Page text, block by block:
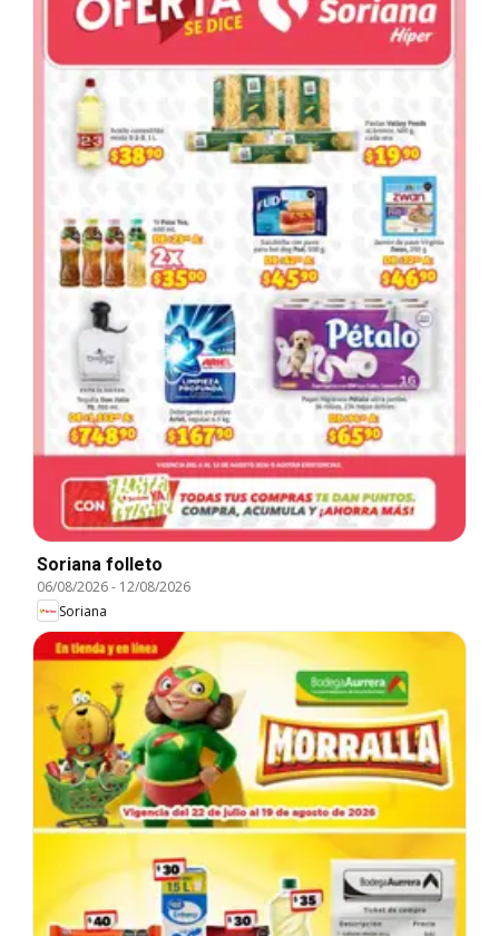
Soriana folleto
06/08/2026- 12/08/2026
Soriana